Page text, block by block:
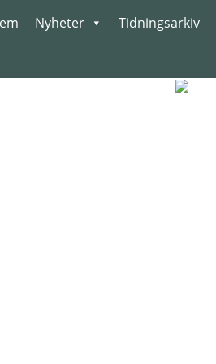
Nyheter Tidningsarkiv